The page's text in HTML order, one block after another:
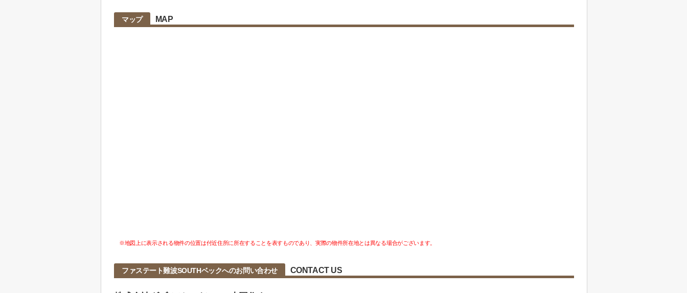
マップ MAP
※地図上に表示される物件の位置は付近住所に所在することを表すものであり、実際の物件所在地とは異なる場合がございます。
ファステート難波SOUTHベックへのお問い合わせ CONTACT US